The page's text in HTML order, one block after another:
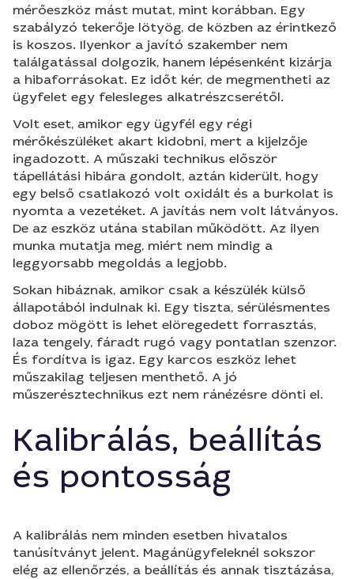
mérőeszköz mást mutat, mint korábban. Egy
szabályzó tekerője lötyög, de közben az érintkező
is koszos. Ilyenkor a javító szakember nem
találgatással dolgozik, hanem lépésenként kizárja
a hibaforrásokat. Ez időt kér, de megmentheti az
ügyfelet egy felesleges alkatrészcserétől.
Volt eset, amikor egy ügyfél egy régi
mérőkészüléket akart kidobni, mert a kijelzője
ingadozott. A műszaki technikus először
tápellátási hibára gondolt, aztán kiderült, hogy
egy belső csatlakozó volt oxidált és a burkolat is
nyomta a vezetéket. A javítás nem volt látványos.
De az eszköz utána stabilan működött. Az ilyen
munka mutatja meg, miért nem mindig a
leggyorsabb megoldás a legjobb.
Sokan hibáznak, amikor csak a készülék külső
állapotából indulnak ki. Egy tiszta, sérülésmentes
doboz mögött is lehet elöregedett forrasztás,
laza tengely, fáradt rugó vagy pontatlan szenzor.
És fordítva is igaz. Egy karcos eszköz lehet
műszakilag teljesen menthető. A jó
műszerésztechnikus ezt nem ránézésre dönti el.
Kalibrálás, beállítás
és pontosság
A kalibrálás nem minden esetben hivatalos
tanúsítványt jelent. Magánügyfeleknél sokszor
elég az ellenőrzés, a beállítás és annak tisztázása,